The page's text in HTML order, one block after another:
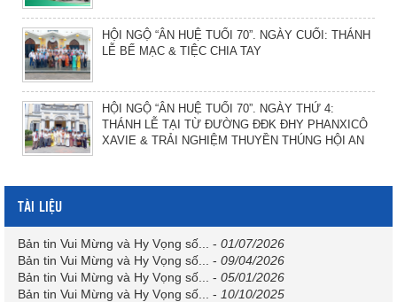
HỘI NGỘ “ÂN HUỆ TUỔI 70”. NGÀY CUỐI: THÁNH
LỄ BẾ MẠC & TIỆC CHIA TAY
HỘI NGỘ “ÂN HUỆ TUỔI 70”. NGÀY THỨ 4:
THÁNH LỄ TẠI TỪ ĐƯỜNG ĐĐK ĐHY PHANXICÔ
XAVIE & TRẢI NGHIỆM THUYỀN THÚNG HỘI AN
TÀI LIỆU
Bản tin Vui Mừng và Hy Vọng số... - 01/07/2026
Bản tin Vui Mừng và Hy Vọng số...
- 09/04/2026
Bản tin Vui Mừng và Hy Vọng số...
- 05/01/2026
Bản tin Vui Mừng và Hy Vọng số...
- 10/10/2025